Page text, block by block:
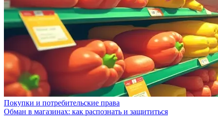
Покупки и потребительские права
Обман в магазинах: как распознать и защититься